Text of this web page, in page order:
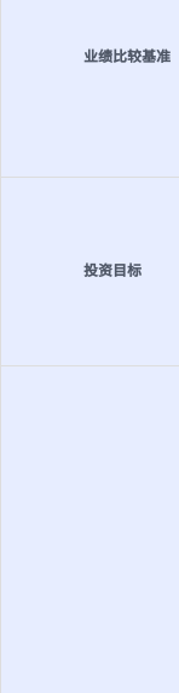
业绩比较基准
投资目标